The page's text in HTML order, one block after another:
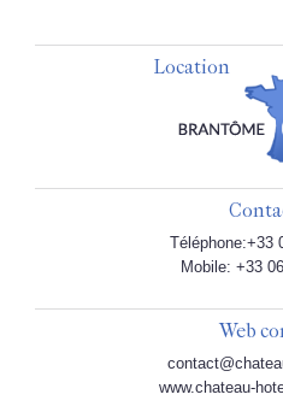
Location
Téléphone:+33
Mobile: +33
Web
www.chateau-